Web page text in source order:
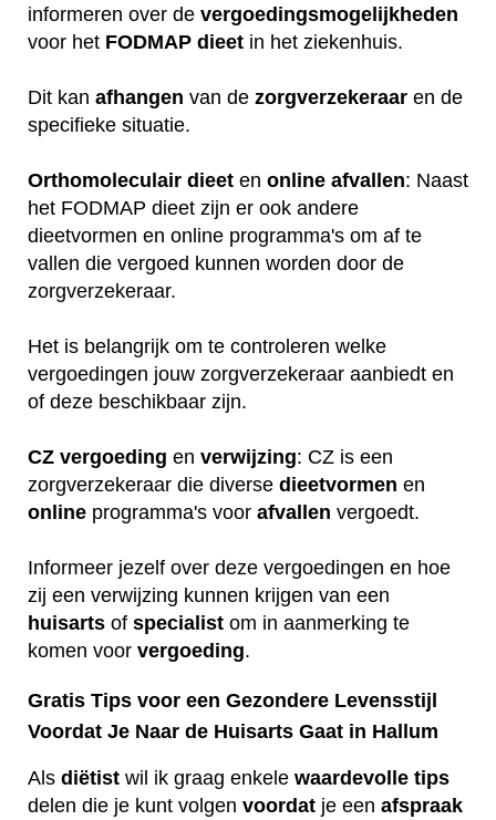
informeren over de vergoedingsmogelijkheden
voor het FODMAP dieet in het ziekenhuis.
Dit kan afhangen van de zorgverzekeraar en de
specifieke situatie.
Orthomoleculair dieet en online afvallen: Naast
het FODMAP dieet zijn er ook andere
dieetvormen en online programma's om af te
vallen die vergoed kunnen worden door de
zorgverzekeraar.
Het is belangrijk om te controleren welke
vergoedingen jouw zorgverzekeraar aanbiedt en
of deze beschikbaar zijn.
CZ vergoeding en verwijzing: CZ is een
zorgverzekeraar die diverse dieetvormen en
online programma's voor afvallen vergoedt.
Informeer jezelf over deze vergoedingen en hoe
zij een verwijzing kunnen krijgen van een
huisarts of specialist om in aanmerking te
komen voor vergoeding.
Gratis Tips voor een Gezondere Levensstijl
Voordat Je Naar de Huisarts Gaat in Hallum
Als diëtist wil ik graag enkele waardevolle tips
delen die je kunt volgen voordat je een afspraak